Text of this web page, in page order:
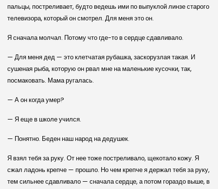
пальцы, постреливает, будто ведешь ими по выпуклой линзе старого
телевизора, который он смотрел. Для меня это он.
Я сначала молчал. Потому что где-то в сердце сдавливало.
— Для меня дед — это клетчатая рубашка, заскорузлая такая. И
сушеная рыба, которую он рвал мне на маленькие кусочки, так,
посмаковать. Мама ругалась.
— А он когда умер?
— Я еще в школе учился.
— Понятно. Беден наш народ на дедушек.
Я взял тебя за руку. От нее тоже постреливало, щекотало кожу. Я
сжал ладонь крепче — прошло. Но чем крепче я держал тебя за руку,
тем сильнее сдавливало — сначала сердце, а потом гораздо выше, в